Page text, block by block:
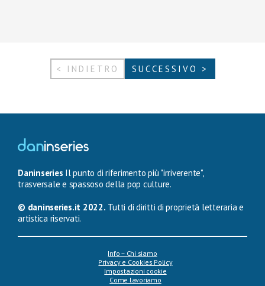
< INDIETRO SUCCESSIVO >
Daninseries Il punto di riferimento più "irriverente",
trasversale e spassoso della pop culture.
© daninseries.it 2022. Tutti di diritti di proprietà letteraria e
artistica riservati.
Info – Chi siamo
Privacy e Cookies Policy
Impostazioni cookie
Come lavoriamo